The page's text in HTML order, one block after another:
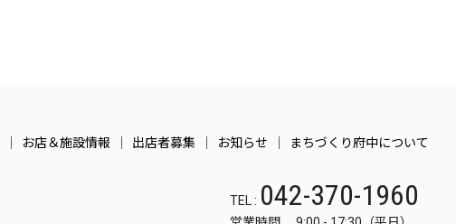
お店＆施設情報 出店者募集 お知らせ まちづくり府中について
TEL : 042-370-1960